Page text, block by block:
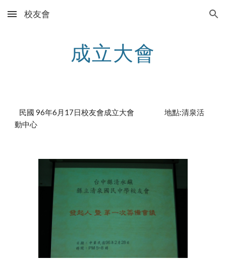
Skip to main content Skip to navigation
校友會
成立大會
動中心